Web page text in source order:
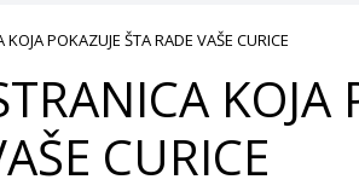
POKAZUJE ŠTA RADE VAŠE CURICE
KOJA
CURICE